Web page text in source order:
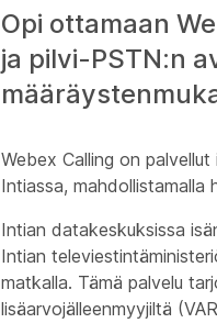
Opi ottamaan
ja pilvi-PSTN:n
Webex Calling on
Intiassa, mahdollistamalla
Intian datakeskuksissa
Intian
matkalla. Tämä palvelu
lisäarvojälleenmyyjiltä